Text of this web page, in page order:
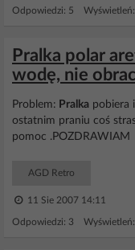
Odpowiedzi: 5 Wyświetleń:
Pralka polar
wodę, nie
Problem: Pralka pobiera
ostatnim praniu coś
pomoc .POZDRAWIAM
AGD Retro
11 Sie 2007 14:11
Odpowiedzi: 3 Wyświetleń: